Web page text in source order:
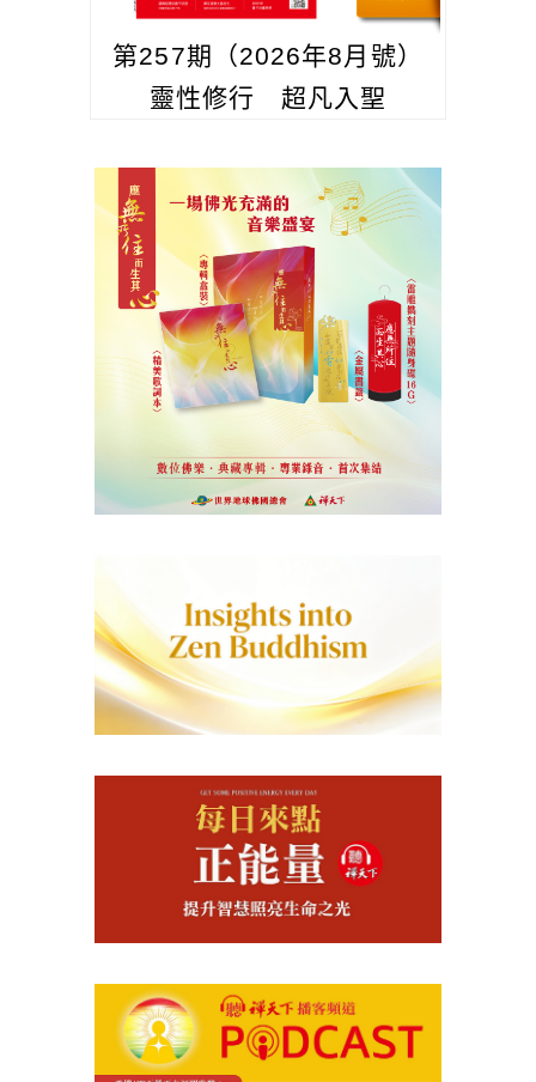
第257期（2026年8月號）
靈性修行 超凡入聖